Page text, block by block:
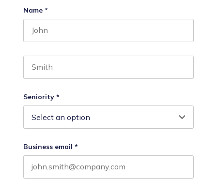
Name *
Seniority *
Business email *